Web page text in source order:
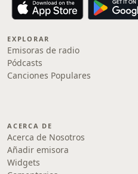
EXPLORAR
Emisoras de radio
Pódcasts
Canciones Populares
ACERCA DE
Acerca de Nosotros
Añadir emisora
Widgets